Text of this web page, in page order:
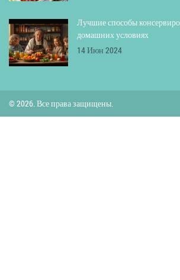
Лучшие способы
домашних условиях
14 Июн 2024
© 2026. Все права защищены.